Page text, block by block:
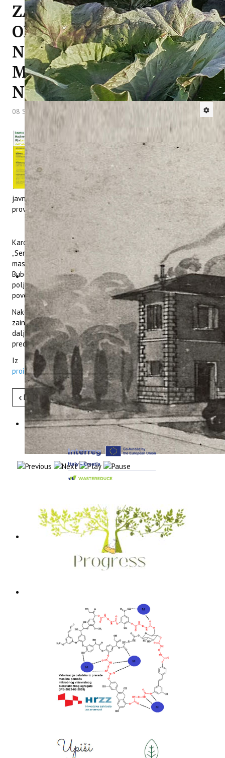
ZAPOSLENICI INSTITUTA
ODRŽALI PREDAVANJA
NA SMOTRI
MASLINOVOG ULJA U
NOVIGRADU
08 Svibanj 2013 Hitova: 7940
Na 12. Smotri maslinovog ulja, održanoj u subotu
20.04.2013. godine u sjedištu Zajednice Talijana
u Novigradu, znanstvenici našeg Instituta dr. sc.
Karolina Brkić Bubola i dr. sc. Marijan Bubola
održali su dva predavanja s ciljem edukacije
poljoprivrednih proizvođača i upoznavanja
javnosti sa znanstvenim i stručnim aktivnostima koje se
provode na Institutu za poljoprivredu i turizam.
Karolina Brkić Bubola održala je predavanje na temu
„Senzorska kvaliteta i nutritivna vrijednost djevičanskih
maslinovih ulja istarskih autohtonih sorti“, dok je Marijan
Bubola predstavio novi VIP (Vijeće za istraživanja u
poljoprivredi) projekt „Primjena rane defolijacije u svrhu
povećanja kvalitete grožđa i vina“.
Nakon predavanja uslijedila je rasprava s brojim pitanjima
zainteresiranih proizvođača, koja govore u prilog važnosti
daljnjeg održavanja ovakvih i sličnih znanstvenih i stručnih
predavanja te uloge našeg Instituta u lokalnoj zajednici.
Iz medija:
12. smotra maslinovog ulja novigradskih
proizvođača
Pret Sljedeće